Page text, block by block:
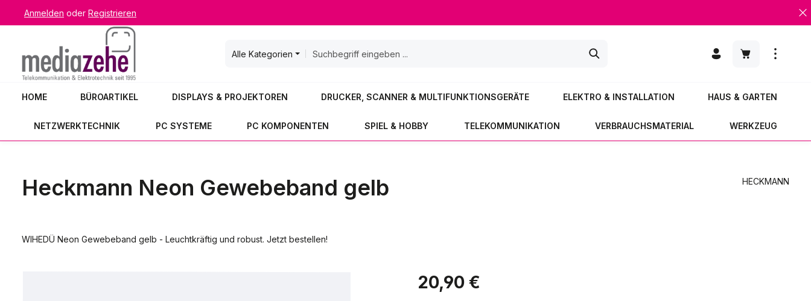
Hauptinhalt springen
Zur Suche springen
Zur Hauptnavigation springen
Anmelden oder Registrieren
Alle Kategorien
Warenkorb
HOME BÜROARTIKEL DISPLAYS & PROJEKTOREN DRUCKER, SCANNER & MULTIFUNKTIONSGERÄTE ELEKTRO & INSTALLATION HAUS & GARTEN
NETZWERKTECHNIK PC SYSTEME PC KOMPONENTEN SPIEL & HOBBY TELEKOMMUNIKATION VERBRAUCHSMATERIAL WERKZEUG
Heckmann Neon Gewebeband gelb HECKMANN
WIHEDÜ Neon Gewebeband gelb - Leuchtkräftig und robust. Jetzt bestellen!
Regulärer Preis:
20,90 €